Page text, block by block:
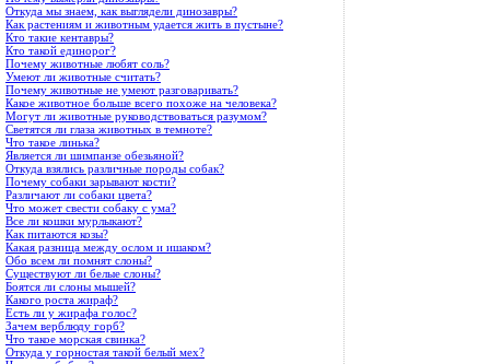
Откуда мы знаем, как выглядели динозавры?
Как растениям и животным удается жить в пустыне?
Кто такие кентавры?
Кто такой единорог?
Почему животные любят соль?
Умеют ли животные считать?
Почему животные не умеют разговаривать?
Какое животное больше всего похоже на человека?
Могут ли животные руководствоваться разумом?
Светятся ли глаза животных в темноте?
Что такое линька?
Является ли шимпанзе обезьяной?
Откуда взялись различные породы собак?
Почему собаки зарывают кости?
Различают ли собаки цвета?
Что может свести собаку с ума?
Все ли кошки мурлыкают?
Как питаются козы?
Какая разница между ослом и ишаком?
Обо всем ли помнят слоны?
Существуют ли белые слоны?
Боятся ли слоны мышей?
Какого роста жираф?
Есть ли у жирафа голос?
Зачем верблюду горб?
Что такое морская свинка?
Откуда у горностая такой белый мех?